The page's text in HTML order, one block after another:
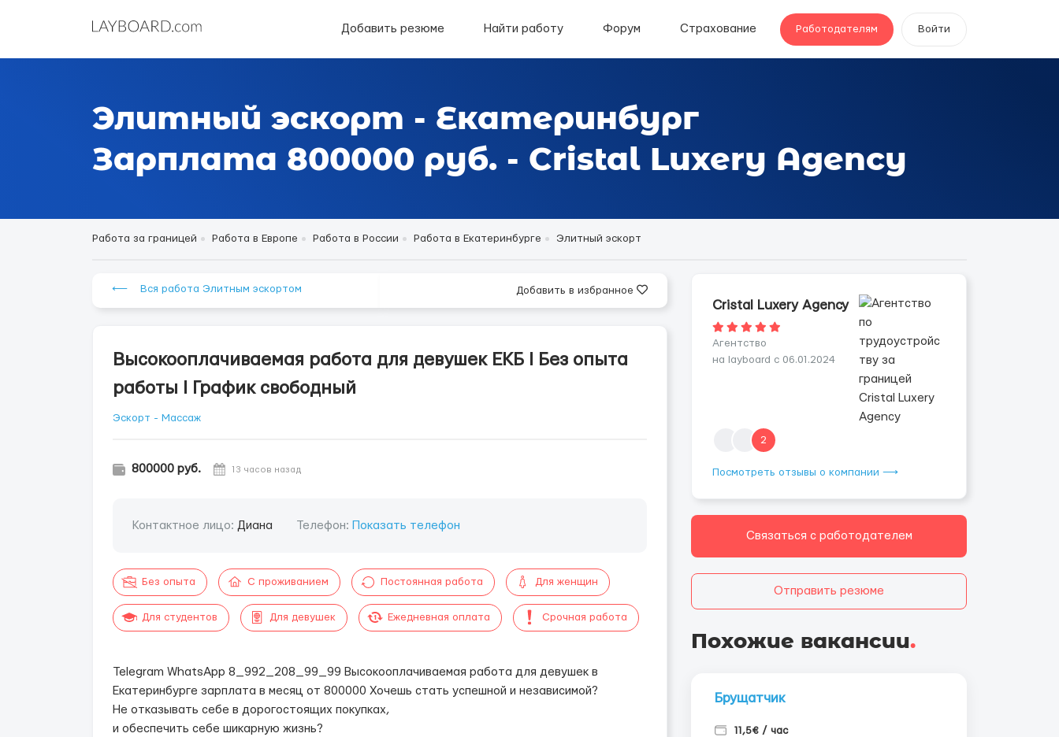
Добавить резюме Найти работу Форум Страхование Работодателям Войти
Элитный эскорт - Екатеринбург
Зарплата 800000 руб. - Cristal Luxery Agency
Работа за границей Работа в Европе Работа в России Работа в Екатеринбурге Элитный эскорт
⟵ Вся работа Элитным эскортом Добавить в избранное
Высокооплачиваемая работа для девушек ЕКБ l Без опыта
работы l График свободный
Эскорт - Массаж
800000 руб. 13 часов назад
Контактное лицо: Диана Телефон: Показать телефон
Без опыта С проживанием Постоянная работа Для женщин
Для студентов Для девушек Ежедневная оплата Срочная работа
Telegram WhatsApp 8_992_208_99_99 Высокооплачиваемая работа для девушек в
Екатеринбурге зарплата в месяц от 800000 Хочешь стать успешной и независимой?
Не отказывать себе в дорогостоящих покупках,
и обеспечить себе шикарную жизнь?
Cristal Luxery Agency
Агентство
на layboard с 06.01.2024
2
Посмотреть отзывы о компании ⟶
Связаться с работодателем
Отправить резюме
Похожие вакансии.
Брущатчик
11,5€ / час